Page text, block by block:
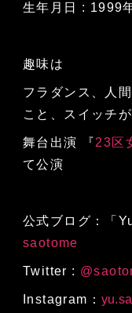
生年月日 : 1999
趣味は
フラダンス、人
こと、スイッチ
舞台出演 『23区
て公演
公式ブログ：「
saotome
Twitter :
Instagram：